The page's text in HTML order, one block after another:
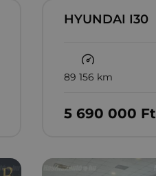
HYUNDAI I30
89 156 km
5‏‏‎ ‎690‏‏‎ ‎000 Ft